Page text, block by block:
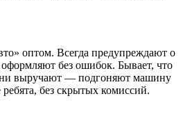
оптом. Всегда предупреждают о
оформляют без ошибок. Бывает, что
выручают — подгоняют машину
без скрытых комиссий.